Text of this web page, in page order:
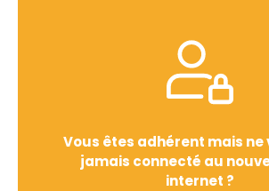
Vous êtes adhérent mais ne
jamais connecté au
internet ?